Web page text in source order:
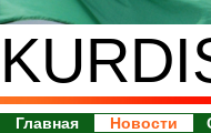
Главная Новости